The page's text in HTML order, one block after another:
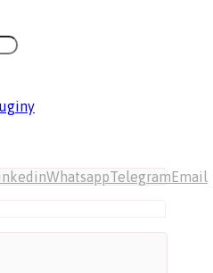
WhatsappTelegramEmail